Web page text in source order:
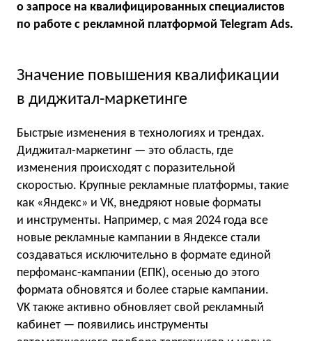
о запросе на квалифицированных специалистов
по работе с рекламной платформой Telegram Ads.
Значение повышения квалификации
в диджитал-маркетинге
Быстрые изменения в технологиях и трендах.
Диджитал-маркетинг — это область, где
изменения происходят с поразительной
скоростью. Крупные рекламные платформы, такие
как «Яндекс» и VK, внедряют новые форматы
и инструменты. Например, с мая 2024 года все
новые рекламные кампании в Яндексе стали
создаваться исключительно в формате единой
перфоманс-кампании (ЕПК), осенью до этого
формата обновятся и более старые кампании.
VK также активно обновляет свой рекламный
кабинет — появились инструменты